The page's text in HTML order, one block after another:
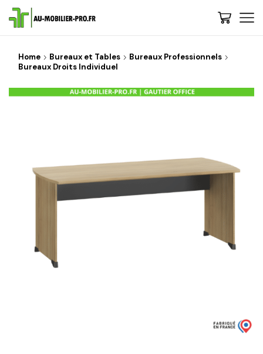
Home Bureaux et Tables
Bureaux Professionnels
Bureaux Droits Individuel